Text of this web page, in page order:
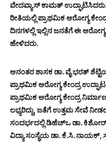
ವೇದವ್ಯಾಸ್ ಕಾಮತ್
ರೀತಿಯಲ್ಲಿ ಪ್ರಾಥಮಿಕ ಆರೋಗ್ಯ
ದಿನಗಳಲ್ಲಿ ಇಲ್ಲಿನ ಜನತೆಗೆ ಈ
ಹೇಳಿದರು.
ಆನಂತರ ಶಾಸಕ ಡಾ. ವೈ ಭರತ್
ಪ್ರಾಥಮಿಕ ಆರೋಗ್ಯ ಕೇಂದ್ರ
ಪ್ರಾಥಮಿಕ ಆರೋಗ್ಯ ಕೇಂದ್ರ
ಲಭ್ಯರಿದ್ದು, ಜತೆಗೆ ಉತ್ತಮ ಸೇವೆ
ಸಂದರ್ಭದಲ್ಲಿ ಡಿಹೆಚ್‍ಒ ಡಾ.
ವಿದ್ಯಾ ಸಂಸ್ಥೆಯ ಡಾ. ಕೆ.ಸಿ. ನಾಯಕ್,